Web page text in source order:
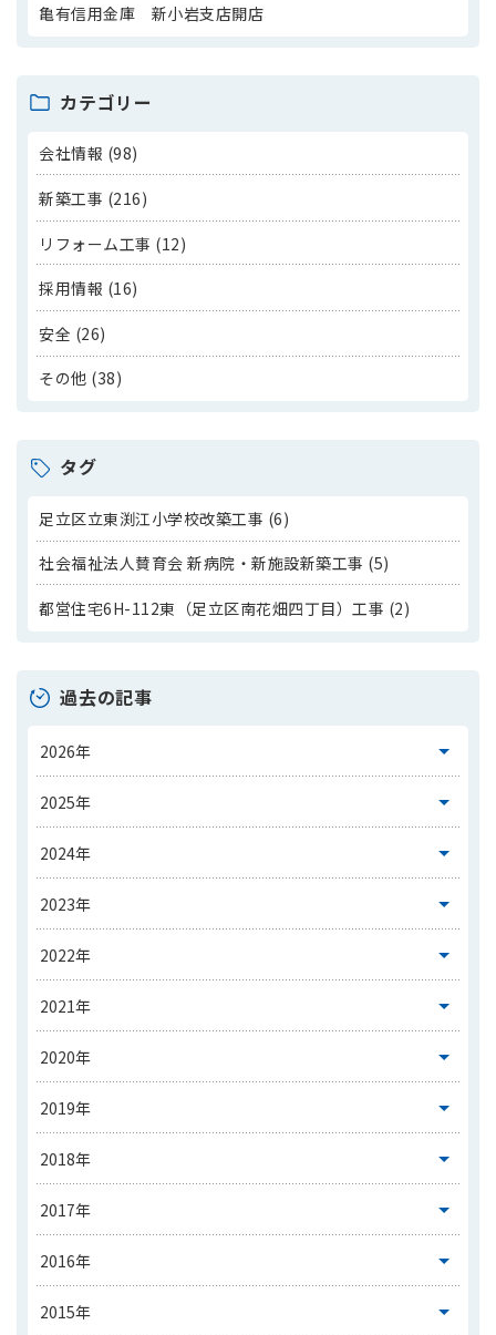
亀有信用金庫 新小岩支店開店
カテゴリー
会社情報 (98)
新築工事 (216)
リフォーム工事 (12)
採用情報 (16)
安全 (26)
その他 (38)
タグ
足立区立東渕江小学校改築工事 (6)
社会福祉法人賛育会 新病院・新施設新築工事 (5)
都営住宅6H-112東（足立区南花畑四丁目）工事 (2)
過去の記事